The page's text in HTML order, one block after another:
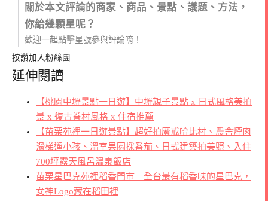
關於本文評論的商家、商品、景點、議題、方法，
你給幾顆星呢？
歡迎一起點擊星號參與評論唷！
按讚加入粉絲團
延伸閱讀
【桃園中壢景點一日遊】中壢親子景點 x 日式風格美拍
景 x 復古眷村風格 x 住宿推薦
【苗栗苑裡一日遊景點】超好拍魔戒哈比村、農舍煙囪
滑梯遛小孩、溫室果園採番茄、日式建築拍美照、入住
700坪露天風呂溫泉飯店
苗栗星巴克苑裡稻香門市｜全台最有稻香味的星巴克，
女神Logo藏在稻田裡